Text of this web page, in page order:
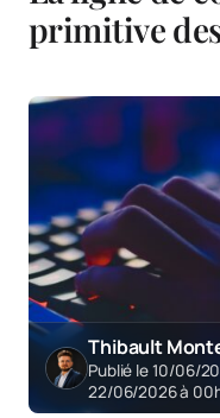
primitive
Thibault
Publié le 10/06/
22/06/2026 à